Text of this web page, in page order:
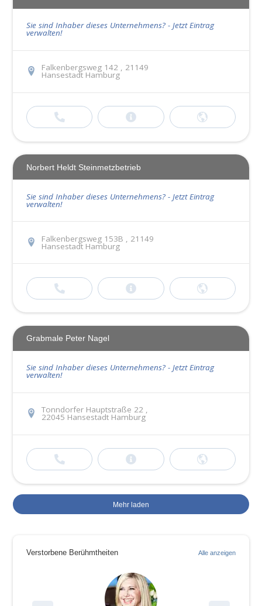
Sie sind Inhaber dieses Unternehmens? - Jetzt Eintrag
verwalten!
Falkenbergsweg 142 , 21149
Hansestadt Hamburg
Norbert Heldt Steinmetzbetrieb
Sie sind Inhaber dieses Unternehmens? - Jetzt Eintrag
verwalten!
Falkenbergsweg 153B , 21149
Hansestadt Hamburg
Grabmale Peter Nagel
Sie sind Inhaber dieses Unternehmens? - Jetzt Eintrag
verwalten!
Tonndorfer Hauptstraße 22 ,
22045 Hansestadt Hamburg
Mehr laden
Verstorbene Berühmtheiten Alle anzeigen